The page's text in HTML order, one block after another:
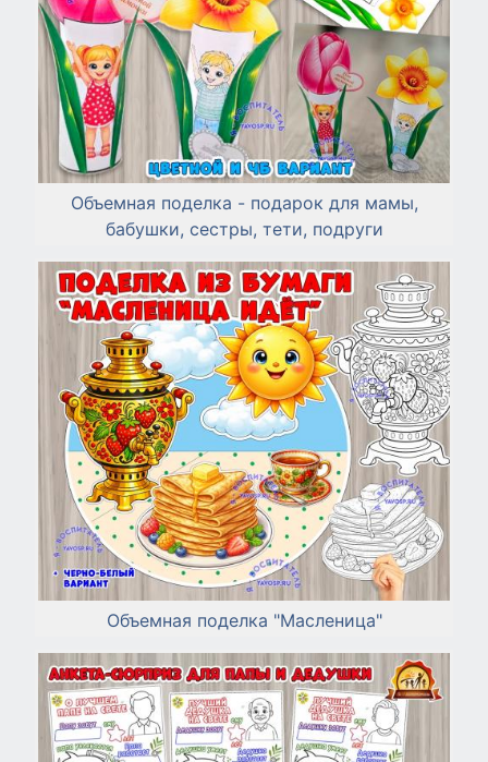
Объемная поделка - подарок для мамы,
бабушки, сестры, тети, подруги
Объемная поделка "Масленица"